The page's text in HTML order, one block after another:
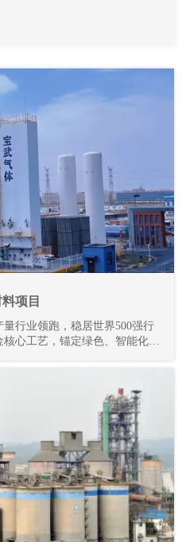
项目
行业领跑，稳居世界500强行
心工艺，锚定绿色、智能化发